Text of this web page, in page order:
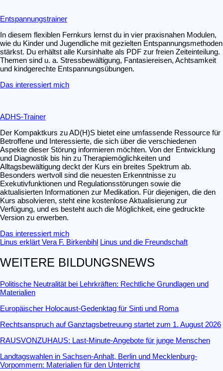
Entspannungstrainer
In diesem flexiblen Fernkurs lernst du in vier praxisnahen Modulen,
wie du Kinder und Jugendliche mit gezielten Entspannungsmethoden
stärkst. Du erhältst alle Kursinhalte als PDF zur freien Zeiteinteilung.
Themen sind u. a. Stressbewältigung, Fantasiereisen, Achtsamkeit
und kindgerechte Entspannungsübungen.
Das interessiert mich
ADHS-Trainer
Der Kompaktkurs zu AD(H)S bietet eine umfassende Ressource für
Betroffene und Interessierte, die sich über die verschiedenen
Aspekte dieser Störung informieren möchten. Von der Entwicklung
und Diagnostik bis hin zu Therapiemöglichkeiten und
Alltagsbewältigung deckt der Kurs ein breites Spektrum ab.
Besonders wertvoll sind die neuesten Erkenntnisse zu
Exekutivfunktionen und Regulationsstörungen sowie die
aktualisierten Informationen zur Medikation. Für diejenigen, die den
Kurs absolvieren, steht eine kostenlose Aktualisierung zur
Verfügung, und es besteht auch die Möglichkeit, eine gedruckte
Version zu erwerben.
Das interessiert mich
Linus erklärt Vera F. Birkenbihl Linus und die Freundschaft
WEITERE BILDUNGSNEWS
Politische Neutralität bei Lehrkräften: Rechtliche Grundlagen und
Materialien
Europäischer Holocaust-Gedenktag für Sinti und Roma
Rechtsanspruch auf Ganztagsbetreuung startet zum 1. August 2026
RAUSVONZUHAUS: Last-Minute-Angebote für junge Menschen
Landtagswahlen in Sachsen-Anhalt, Berlin und Mecklenburg-
Vorpommern: Materialien für den Unterricht